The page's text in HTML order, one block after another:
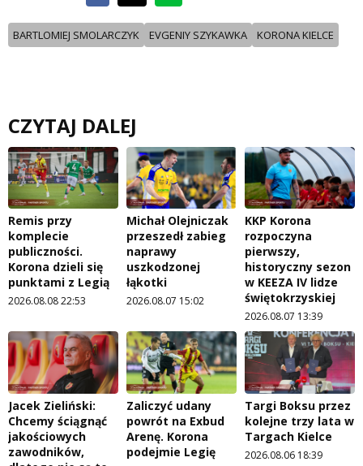
BARTLOMIEJ SMOLARCZYK EVGENIY SZYKAWKA KORONA KIELCE
CZYTAJ DALEJ
Remis przy
komplecie
publiczności.
Korona dzieli się
punktami z Legią
2026.08.08 22:53
Michał Olejniczak
przeszedł zabieg
naprawy
uszkodzonej
łąkotki
2026.08.07 15:02
KKP Korona
rozpoczyna
pierwszy,
historyczny sezon
w KEEZA IV lidze
świętokrzyskiej
2026.08.07 13:39
Jacek Zieliński:
Chcemy ściągnąć
jakościowych
zawodników,
Zaliczyć udany
powrót na Exbud
Arenę. Korona
podejmie Legię
Targi Boksu przez
kolejne trzy lata w
Targach Kielce
2026.08.06 18:39